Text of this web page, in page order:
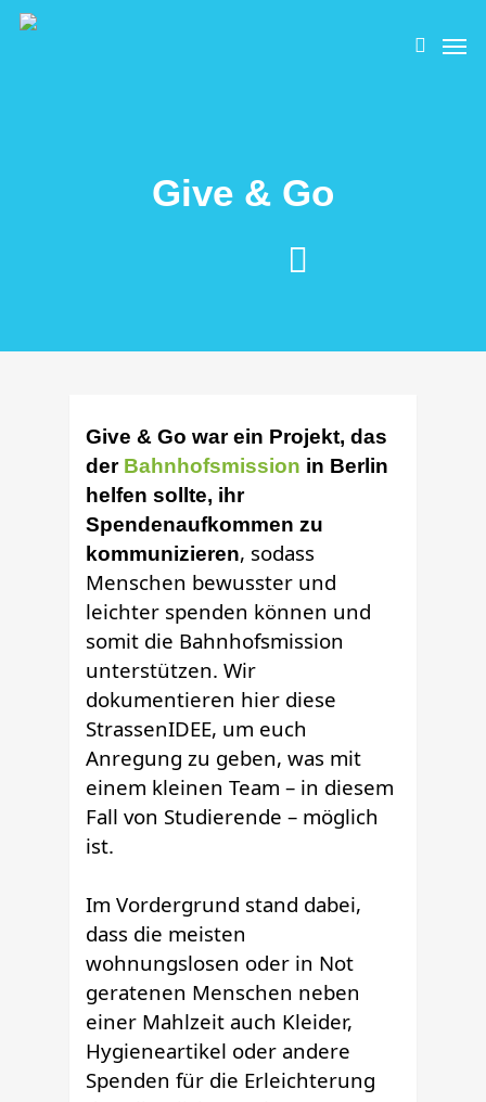
Skip
search
Give & Go
Give & Go war ein Projekt, das
der Bahnhofsmission in Berlin
helfen sollte, ihr
Spendenaufkommen zu
kommunizieren, sodass
Menschen bewusster und
leichter spenden können und
somit die Bahnhofsmission
unterstützen. Wir
dokumentieren hier diese
StrassenIDEE, um euch
Anregung zu geben, was mit
einem kleinen Team – in diesem
Fall von Studierende – möglich
ist.
Im Vordergrund stand dabei,
dass die meisten
wohnungslosen oder in Not
geratenen Menschen neben
einer Mahlzeit auch Kleider,
Hygieneartikel oder andere
Spenden für die Erleichterung